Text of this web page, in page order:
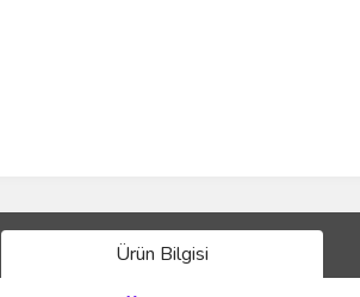
Ürün Bilgisi